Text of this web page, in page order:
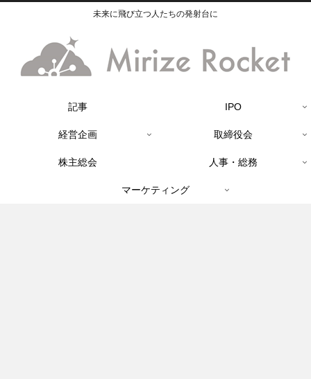
未来に飛び立つ人たちの発射台に
記事 IPO
経営企画 取締役会
株主総会 人事・総務
マーケティング